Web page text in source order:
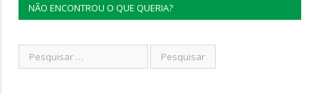
NÃO ENCONTROU O QUE QUERIA?